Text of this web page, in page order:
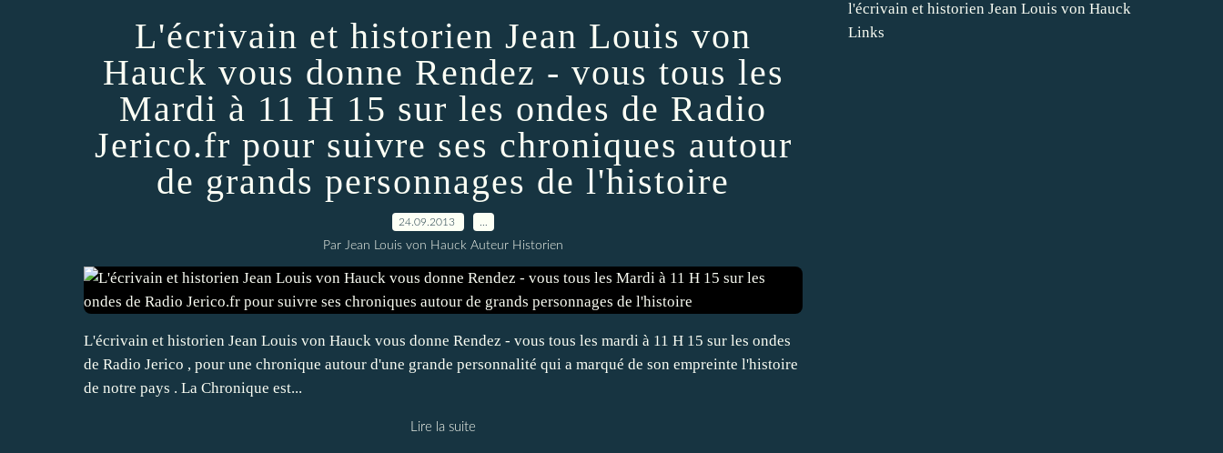
L'écrivain et historien Jean Louis von
Hauck vous donne Rendez - vous tous les
Mardi à 11 H 15 sur les ondes de Radio
Jerico.fr pour suivre ses chroniques autour
de grands personnages de l'histoire
24.09.2013
Par Jean Louis von Hauck Auteur Historien
L'écrivain et historien Jean Louis von Hauck vous donne Rendez - vous tous les mardi à 11 H 15 sur les ondes
de Radio Jerico , pour une chronique autour d'une grande personnalité qui a marqué de son empreinte l'histoire
de notre pays . La Chronique est...
Lire la suite
l'écrivain et historien Jean Louis von Hauck
Links